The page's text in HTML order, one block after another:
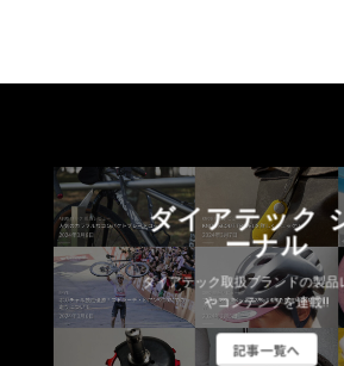
ー
ら
選
択
で
き
ま
す
ダイアテック
ーナル
ダイアテック取扱ブランドの製品
やコンテンツを連載!!
記事一覧へ